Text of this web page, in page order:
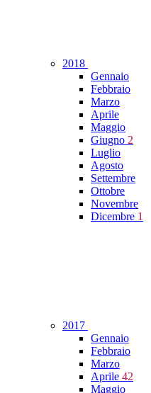
2018
Gennaio
Febbraio
Marzo
Aprile
Maggio
Giugno 2
Luglio
Agosto
Settembre
Ottobre
Novembre
Dicembre 1
2017
Gennaio
Febbraio
Marzo
Aprile 42
Maggio